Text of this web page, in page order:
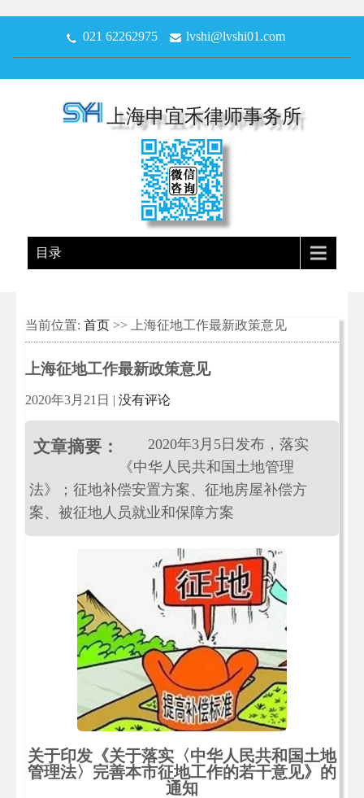
021 62262975 lvshi@lvshi01.com
上海申宜禾律师事务所
目录
当前位置: 首页 >> 上海征地工作最新政策意见
上海征地工作最新政策意见
2020年3月21日 | 没有评论
文章摘要：
2020年3月5日发布，落实
《中华人民共和国土地管理
法》；征地补偿安置方案、征地房屋补偿方
案、被征地人员就业和保障方案
关于印发《关于落实〈中华人民共和国土地
管理法〉完善本市征地工作的若干意见》的
通知